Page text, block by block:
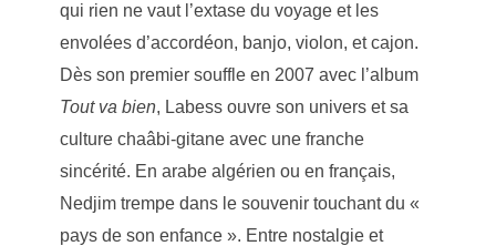
qui rien ne vaut l’extase du voyage et les
envolées d’accordéon, banjo, violon, et cajon.
Dès son premier souffle en 2007 avec l’album
Tout va bien, Labess ouvre son univers et sa
culture chaâbi-gitane avec une franche
sincérité. En arabe algérien ou en français,
Nedjim trempe dans le souvenir touchant du «
pays de son enfance ». Entre nostalgie et